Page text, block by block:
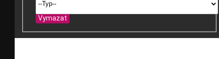
Vymazat